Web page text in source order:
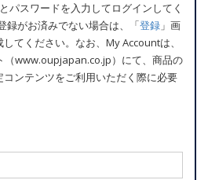
パスワードを入力してログインしてく
録がお済みでない場合は、「登録 」画
てください。なお、My Accountは、
（www.oupjapan.co.jp）にて、商品の
ンテンツをご利用いただく際に必要